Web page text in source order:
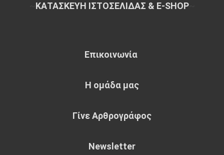
ΚΑΤΑΣΚΕΥΗ ΙΣΤΟΣΕΛΙΔΑΣ & E-SHOP~
Επικοινωνία
Η ομάδα μας
Γίνε Αρθρογράφος
Newsletter